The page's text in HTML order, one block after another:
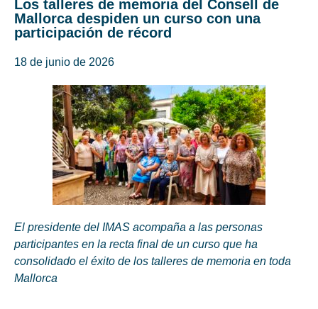
Los talleres de memoria del Consell de
Mallorca despiden un curso con una
participación de récord
18 de junio de 2026
El presidente del IMAS acompaña a las personas
participantes en la recta final de un curso que ha
consolidado el éxito de los talleres de memoria en toda
Mallorca